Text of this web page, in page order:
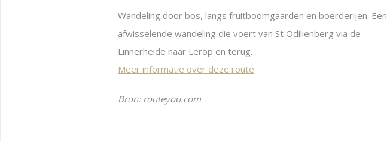
Wandeling door bos, langs fruitboomgaarden en boerderijen. Een
afwisselende wandeling die voert van St Odilienberg via de
Linnerheide naar Lerop en terug.
Meer informatie over deze route
Bron: routeyou.com